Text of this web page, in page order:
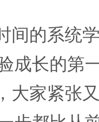
间的系统
长的第
大家紧张